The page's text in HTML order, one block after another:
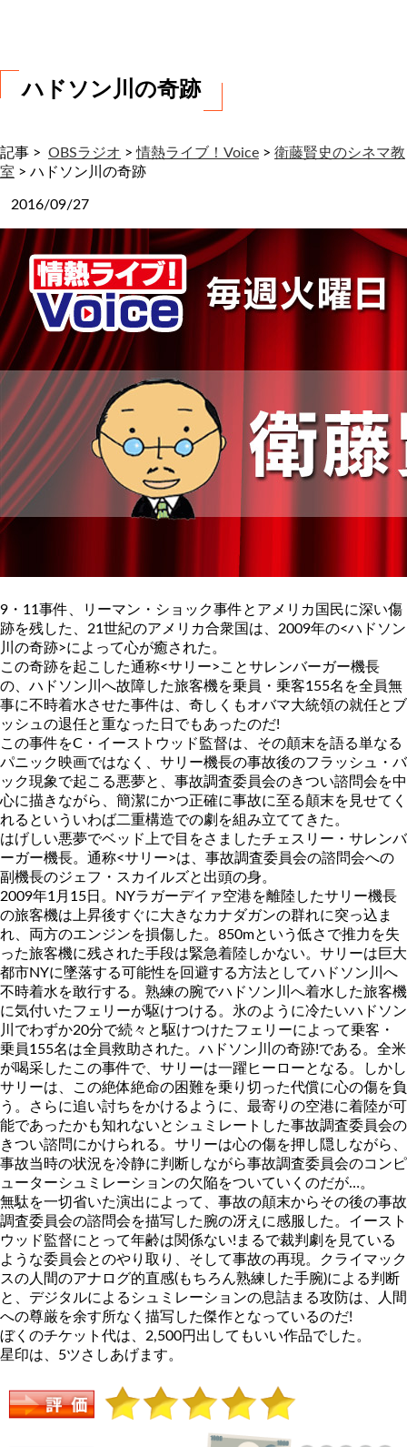
ハドソン川の奇跡
記事 > OBSラジオ >情熱ライブ！Voice > 衛藤賢史のシネマ教
室 > ハドソン川の奇跡
2016/09/27
9・11事件、リーマン・ショック事件とアメリカ国民に深い傷
跡を残した、21世紀のアメリカ合衆国は、2009年の<ハドソン
川の奇跡>によって心が癒された。
この奇跡を起こした通称<サリー>ことサレンバーガー機長
の、ハドソン川へ故障した旅客機を乗員・乗客155名を全員無
事に不時着水させた事件は、奇しくもオバマ大統領の就任とブ
ッシュの退任と重なった日でもあったのだ!
この事件をC・イーストウッド監督は、その顛末を語る単なる
パニック映画ではなく、サリー機長の事故後のフラッシュ・バ
ック現象で起こる悪夢と、事故調査委員会のきつい諮問会を中
心に描きながら、簡潔にかつ正確に事故に至る顛末を見せてく
れるといういわば二重構造での劇を組み立ててきた。
はげしい悪夢でベッド上で目をさましたチェスリー・サレンバ
ーガー機長。通称<サリー>は、事故調査委員会の諮問会への
副機長のジェフ・スカイルズと出頭の身。
2009年1月15日。NYラガーデイァ空港を離陸したサリー機長
の旅客機は上昇後すぐに大きなカナダガンの群れに突っ込ま
れ、両方のエンジンを損傷した。850mという低さで推力を失
った旅客機に残された手段は緊急着陸しかない。サリーは巨大
都市NYに墜落する可能性を回避する方法としてハドソン川へ
不時着水を敢行する。熟練の腕でハドソン川へ着水した旅客機
に気付いたフェリーが駆けつける。氷のように冷たいハドソン
川でわずか20分で続々と駆けつけたフェリーによって乗客・
乗員155名は全員救助された。ハドソン川の奇跡!である。全米
が喝采したこの事件で、サリーは一躍ヒーローとなる。しかし
サリーは、この絶体絶命の困難を乗り切った代償に心の傷を負
う。さらに追い討ちをかけるように、最寄りの空港に着陸が可
能であったかも知れないとシュミレートした事故調査委員会の
きつい諮問にかけられる。サリーは心の傷を押し隠しながら、
事故当時の状況を冷静に判断しながら事故調査委員会のコンピ
ューターシュミレーションの欠陥をついていくのだが…。
無駄を一切省いた演出によって、事故の顛末からその後の事故
調査委員会の諮問会を描写した腕の冴えに感服した。イースト
ウッド監督にとって年齢は関係ない!まるで裁判劇を見ている
ような委員会とのやり取り、そして事故の再現。クライマック
スの人間のアナログ的直感(もちろん熟練した手腕)による判断
と、デジタルによるシュミレーションの息詰まる攻防は、人間
への尊厳を余す所なく描写した傑作となっているのだ!
ぼくのチケット代は、2,500円出してもいい作品でした。
星印は、5ツさしあげます。